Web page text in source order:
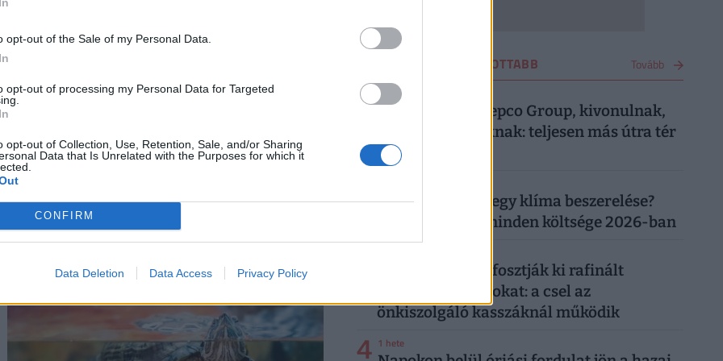
opt-out of the Sale of my Personal Data.
opt-out of processing my Personal Data for Targeted
opt-out of Collection, Use, Retention, Sale, and/or Sharing
Data that Is Unrelated with the Purposes for which it
CONFIRM
Data Deletion Data Access Privacy Policy
Visszatér a legendás Lutra album: itt lesz
kapható diszkont áron a népszerű matricás
gyűjtőfüzet
Hamarosan ismét a boltok polcaira kerülhet az egyik
legismertebb magyar matricás album, amely a
kilencvenes évek elején gyerekek ezreinek szerzett
VÁSÁRLÁS LEGOLVASOTTABB Tovább
1 4 hete
Most közölte a Pepco Group, kivonulnak,
vége egy korszaknak: teljesen más útra tér
át a boltlánc
Mennyibe kerül egy klíma beszerelése?
Egy klíma ára, minden költsége 2026-ban
"Banántrükkel" fosztják ki rafinált
vásárolók a boltokat: a csel az
önkiszolgáló kasszáknál működik
4 1 hete